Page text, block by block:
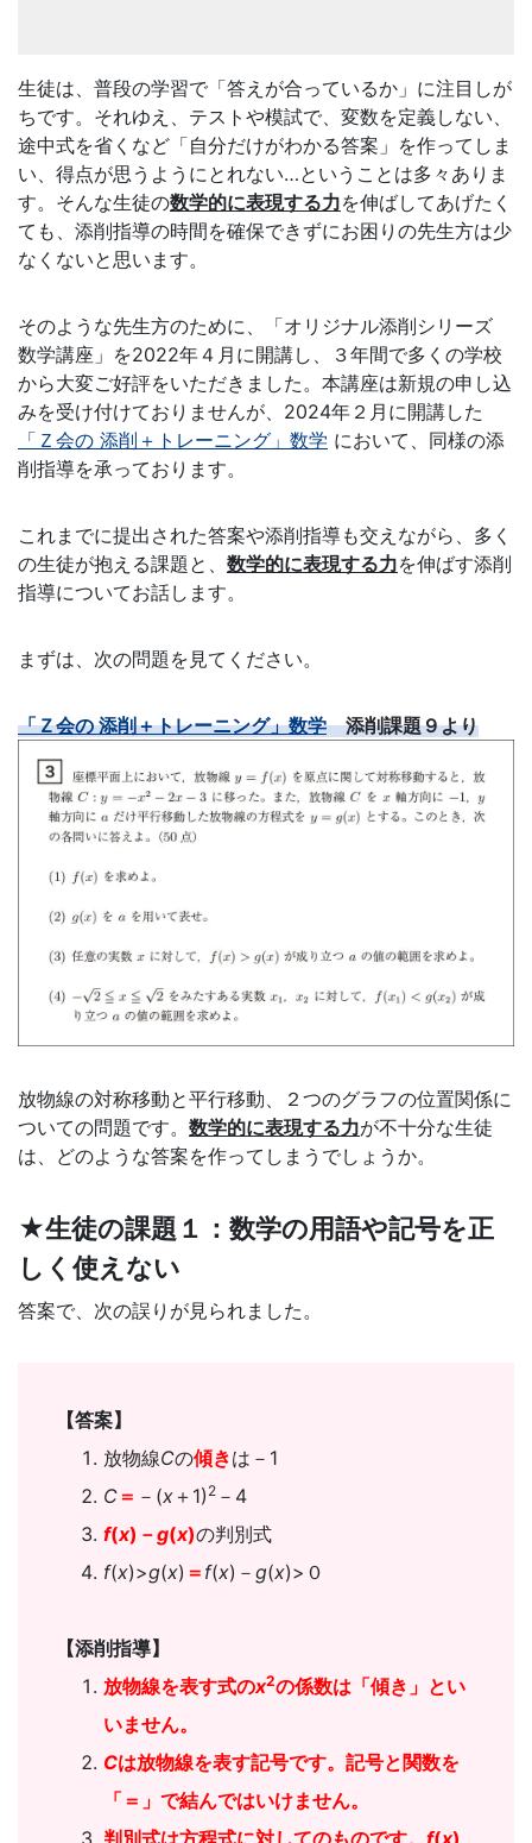
充
実
の
た
め
に、
学
校
現
場
を
支
ビ
ス
を
ご
用
生徒は、普段の学習で「答えが合っているか」に注目しが
ちです。それゆえ、テストや模試で、変数を定義しない、
途中式を省くなど「自分だけがわかる答案」を作ってしま
い、得点が思うようにとれない…ということは多々ありま
す。そんな生徒の数学的に表現する力を伸ばしてあげたく
ても、添削指導の時間を確保できずにお困りの先生方は少
なくないと思います。
そのような先生方のために、「オリジナル添削シリーズ
数学講座」を2022年４月に開講し、３年間で多くの学校
から大変ご好評をいただきました。本講座は新規の申し込
みを受け付けておりませんが、2024年２月に開講した
「Ｚ会の 添削＋トレーニング」数学 において、同様の添
削指導を承っております。
これまでに提出された答案や添削指導も交えながら、多く
の生徒が抱える課題と、 数学的に表現する力を伸ばす添削
指導についてお話します。
まずは、次の問題を見てください。
「Ｚ会の 添削＋トレーニング」数学添削課題９より
放物線の対称移動と平行移動、２つのグラフの位置関係に
ついての問題です。 数学的に表現する力が不十分な生徒
は、どのような答案を作ってしまうでしょうか。
★生徒の課題１：数学の用語や記号を正
しく使えない
答案で、次の誤りが見られました。
【答案】
放物線Cの傾きは－1
C＝ －(x ＋1) 2 －4
f(x)－g(x)の判別式
f(x)>g(x) ＝ f(x)－ g(x)>０
【添削指導】
放物線を表す式のx2の係数は「傾き」とい
いません。
Cは放物線を表す記号です。記号と関数を
「＝」で結んではいけません。
判別式は方程式に対してのものです。 f(x)